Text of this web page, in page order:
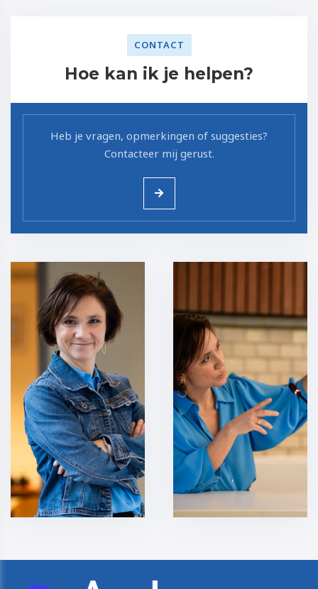
CONTACT
Hoe kan ik je helpen?
Heb je vragen, opmerkingen of suggesties?
Contacteer mij gerust.